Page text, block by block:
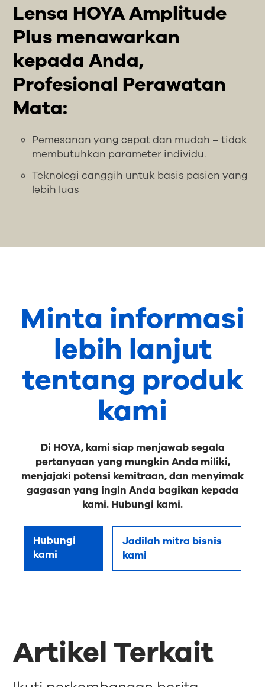
Lensa HOYA Amplitude
Plus menawarkan
kepada Anda,
Profesional Perawatan
Mata:
Pemesanan yang cepat dan mudah – tidak
membutuhkan parameter individu.
Teknologi canggih untuk basis pasien yang
lebih luas
Minta informasi
lebih lanjut
tentang produk
kami
Di HOYA, kami siap menjawab segala
pertanyaan yang mungkin Anda miliki,
menjajaki potensi kemitraan, dan menyimak
gagasan yang ingin Anda bagikan kepada
kami. Hubungi kami.
Hubungi
kami
Jadilah mitra bisnis
kami
Artikel Terkait